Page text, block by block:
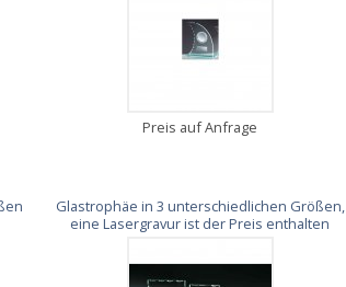
Preis auf Anfrage
Glastrophäe in 3 unterschiedlichen Größen,
eine Lasergravur ist der Preis enthalten